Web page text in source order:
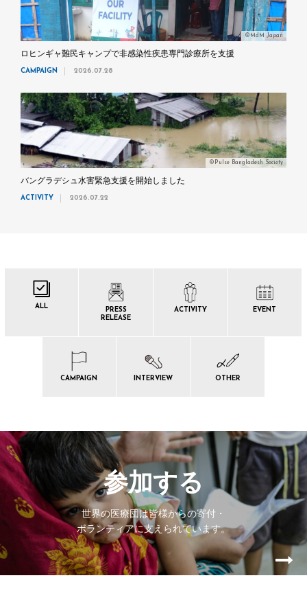
©MdM Japan
ロヒンギャ難民キャンプで非感染性疾患専門診療所を支援
CAMPAIGN 2026.07.28
©Pulse Bangladesh Society
バングラデシュ水害緊急支援を開始しました
ACTIVITY 2026.07.22
ALL
PRESS
RELEASE
ACTIVITY EVENT
CAMPAIGN INTERVIEW OTHER
参加する
世界の医療団は皆様からの寄付・
ボランティアに支えられています。